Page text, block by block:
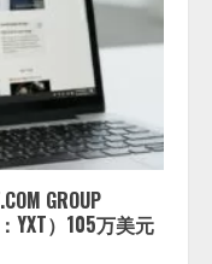
導入・活用に関
織として導入で
％。AI導入企
社でのAI導入・
っている」と回
AIエンジニア油
GROUP
YXT）105万美元